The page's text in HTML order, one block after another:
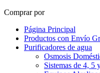
Comprar por
Página Principal
Productos con Envío
Purificadores de agua
Osmosis
Sistemas de 4, 5